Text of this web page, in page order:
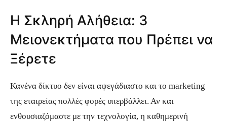
Η Σκληρή Αλήθεια: 3
Μειονεκτήματα που Πρέπει να
Ξέρετε
Κανένα δίκτυο δεν είναι αψεγάδιαστο και το marketing
της εταιρείας πολλές φορές υπερβάλλει. Αν και
ενθουσιαζόμαστε με την τεχνολογία, η καθημερινή